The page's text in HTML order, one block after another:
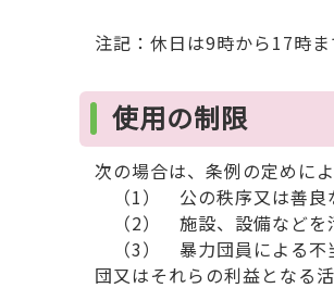
注記：休日は9時から17時
使用の制限
次の場合は、条例の定めに
（1） 公の秩序又は善良
（2） 施設、設備などを
（3） 暴力団員による不
団又はそれらの利益となる